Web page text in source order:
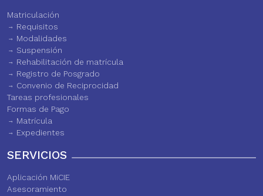
Matriculación
Requisitos
Modalidades
Suspensión
Rehabilitación de matrícula
Registro de Posgrado
Convenio de Reciprocidad
Tareas profesionales
Formas de Pago
Matrícula
Expedientes
SERVICIOS
Aplicación MiCIE
Asesoramiento